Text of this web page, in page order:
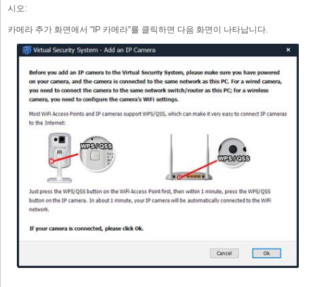
시오:
카메라 추가 화면에서 "IP 카메라"를 클릭하면 다음 화면이 나타납니다.